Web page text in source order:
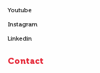
Youtube
Instagram
Linkedin
Contact